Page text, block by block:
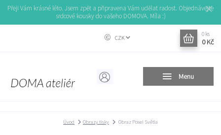
Přeji Vám krásné léto. Jsem zpět a připravena Vám udělat radost. Objednávejte
srdcové kousky do vašeho DOMOVA. Míla :)
Menu
CZK
0 ks
0 Kč
Úvod Obrazy tisky Obraz Posel Světla